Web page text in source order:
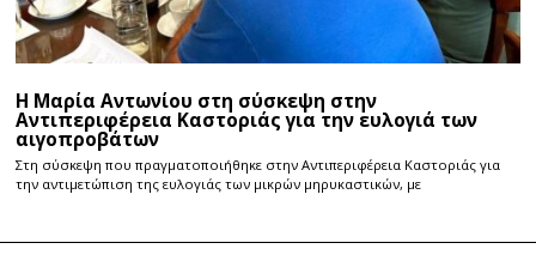
Η Μαρία Αντωνίου στη σύσκεψη στην
Αντιπεριφέρεια Καστοριάς για την ευλογιά των
αιγοπροβάτων
Στη σύσκεψη που πραγματοποιήθηκε στην Αντιπεριφέρεια Καστοριάς για
την αντιμετώπιση της ευλογιάς των μικρών μηρυκαστικών, με